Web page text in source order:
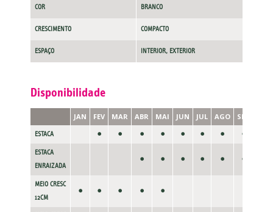
COR BRANCO
CRESCIMENTO COMPACTO
ESPAÇO INTERIOR, EXTERIOR
Disponibilidade
JAN FEV MAR ABR MAI JUN JUL AGO SET
ESTACA • • • • • • • •
ESTACA
ENRAIZADA
• • • • • •
MEIO CRESC
12CM
• • • • •